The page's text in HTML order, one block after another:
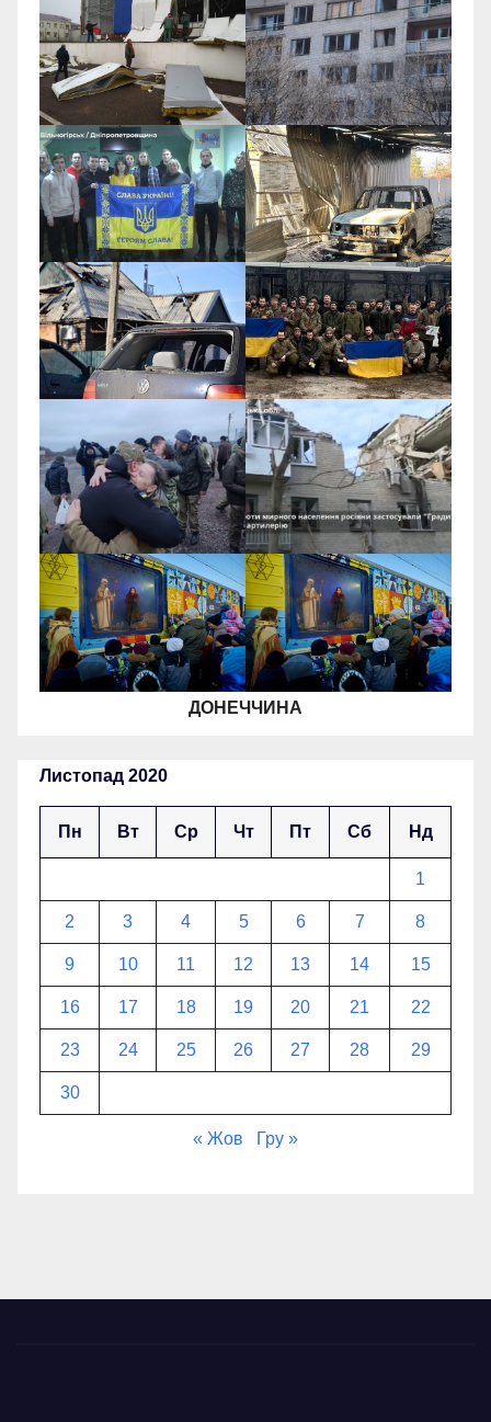
ДОНЕЧЧИНА
Листопад 2020
Пн Вт Ср Чт Пт Сб Нд
1
2 3 4 5 6 7 8
9 10 11 12 13 14 15
16 17 18 19 20 21 22
23 24 25 26 27 28 29
30
« Жов Гру »